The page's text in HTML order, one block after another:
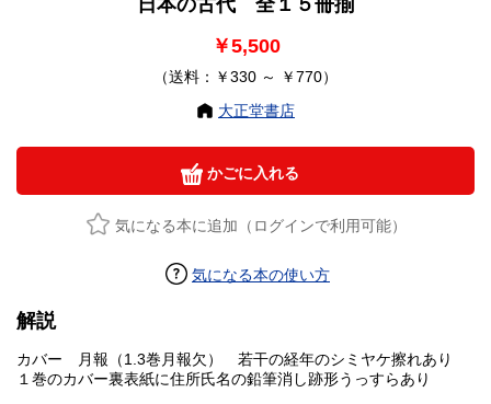
日本の古代 全１５冊揃
￥5,500
（送料：￥330 ～ ￥770）
大正堂書店
かごに入れる
気になる本に追加（ログインで利用可能）
気になる本の使い方
解説
カバー 月報（1.3巻月報欠） 若干の経年のシミヤケ擦れあり
１巻のカバー裏表紙に住所氏名の鉛筆消し跡形うっすらあり